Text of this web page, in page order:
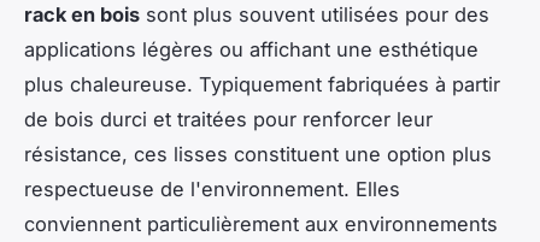
rack en bois sont plus souvent utilisées pour des
applications légères ou affichant une esthétique
plus chaleureuse. Typiquement fabriquées à partir
de bois durci et traitées pour renforcer leur
résistance, ces lisses constituent une option plus
respectueuse de l'environnement. Elles
conviennent particulièrement aux environnements